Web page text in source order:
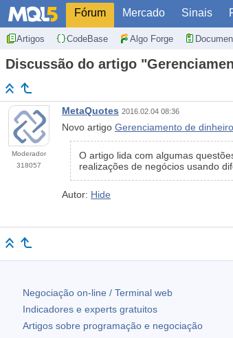
Fórum Mercado Sinais
Artigos CodeBase Algo Forge
Discussão do artigo
Moderador
318057
MetaQuotes 2016.02.04 08:36
Novo artigo Gerenciamento de
O artigo lida com algumas
realizações de negócios usando
Autor: Hide
Negociação on-line / Terminal web
Indicadores e experts gratuitos
Artigos sobre programação e negociação